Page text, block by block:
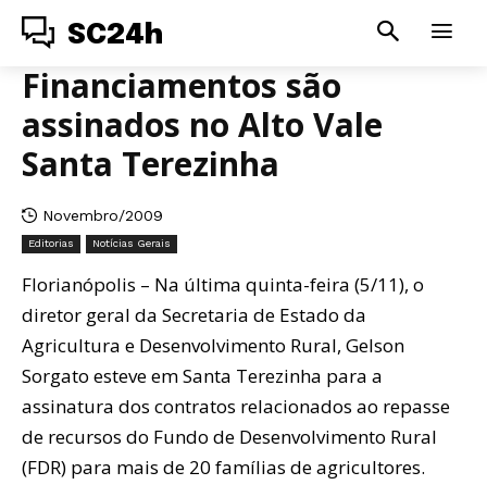
SC24h
Financiamentos são
assinados no Alto Vale
Santa Terezinha
Novembro/2009
Editorias Notícias Gerais
Florianópolis – Na última quinta-feira (5/11), o
diretor geral da Secretaria de Estado da
Agricultura e Desenvolvimento Rural, Gelson
Sorgato esteve em Santa Terezinha para a
assinatura dos contratos relacionados ao repasse
de recursos do Fundo de Desenvolvimento Rural
(FDR) para mais de 20 famílias de agricultores.